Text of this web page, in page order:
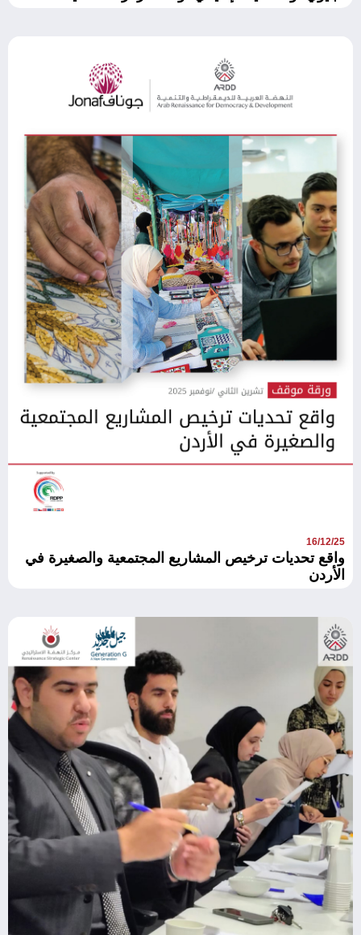
16/12/25
واقع تحديات ترخيص المشاريع المجتمعية والصغيرة في
الأردن